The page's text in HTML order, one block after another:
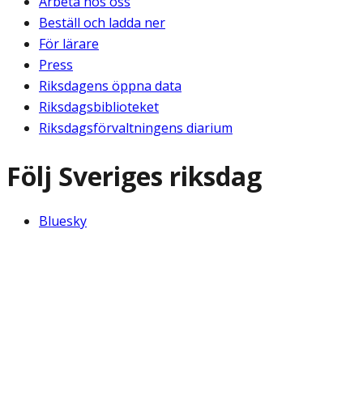
Beställ och ladda ner
För lärare
Press
Riksdagens öppna data
Riksdagsbiblioteket
Riksdagsförvaltningens diarium
Följ Sveriges riksdag
Bluesky